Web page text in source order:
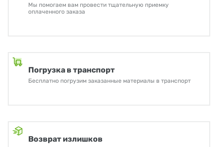
Мы помогаем вам провести тщательную приемку
оплаченного заказа
Погрузка в транспорт
Бесплатно погрузим заказанные материалы в транспорт
Возврат излишков